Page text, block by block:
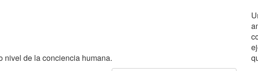
nivel de la conciencia humana.